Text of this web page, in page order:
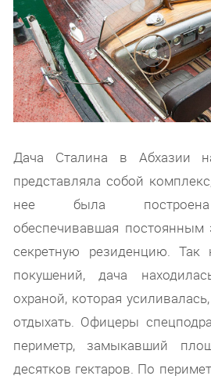
Дача Сталина в Абхазии
представляла собой
нее была построена
обеспечивавшая постоянным
секретную резиденцию. Так
покушений, дача
охраной, которая
отдыхать. Офицеры
периметр, замыкавший
десятков гектаров. По